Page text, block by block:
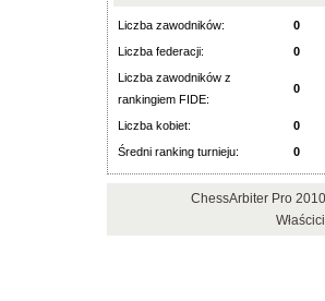
Liczba zawodników:
0
Liczba federacji:
0
Liczba zawodników z
rankingiem FIDE:
0
Liczba kobiet:
0
Średni ranking turnieju:
0
ChessArbiter Pro